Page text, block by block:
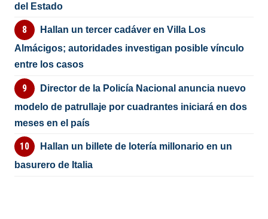
del Estado
Hallan un tercer cadáver en Villa Los
Almácigos; autoridades investigan posible vínculo
entre los casos
Director de la Policía Nacional anuncia nuevo
modelo de patrullaje por cuadrantes iniciará en dos
meses en el país
Hallan un billete de lotería millonario en un
basurero de Italia